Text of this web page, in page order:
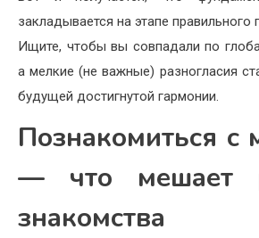
закладывается на этапе правильного
Ищите, чтобы вы совпадали по
а мелкие (не важные) разногласия
будущей достигнутой гармонии.
Познакомиться с
— что мешает
знакомства